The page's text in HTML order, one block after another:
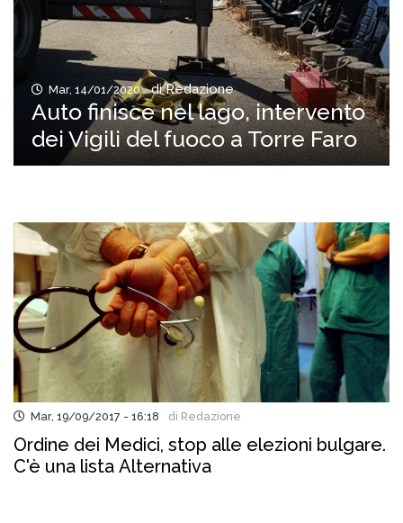
Mar, 14/01/2020 di Redazione
Auto finisce nel lago, intervento
dei Vigili del fuoco a Torre Faro
Mar, 19/09/2017 - 16:18 di Redazione
Ordine dei Medici, stop alle elezioni bulgare.
C'è una lista Alternativa